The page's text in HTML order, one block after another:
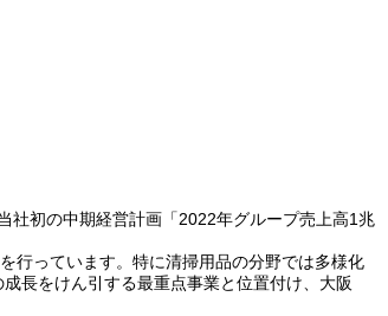
社初の中期経営計画「2022年グループ売上高1兆
行っています。特に清掃用品の分野では多様化
長をけん引する最重点事業と位置付け、大阪